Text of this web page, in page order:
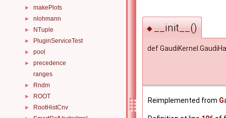
► makePlots
► nlohmann
► NTuple
► PluginServiceTest
► pool
►
precedence
ranges
► Rndm
► ROOT
► RootHistCnv
◆ __init__()
def
Reimplemented from